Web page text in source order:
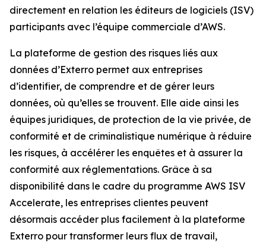
directement en relation les éditeurs de logiciels (ISV)
participants avec l’équipe commerciale d’AWS.
La plateforme de gestion des risques liés aux
données d’Exterro permet aux entreprises
d’identifier, de comprendre et de gérer leurs
données, où qu’elles se trouvent. Elle aide ainsi les
équipes juridiques, de protection de la vie privée, de
conformité et de criminalistique numérique à réduire
les risques, à accélérer les enquêtes et à assurer la
conformité aux réglementations. Grâce à sa
disponibilité dans le cadre du programme AWS ISV
Accelerate, les entreprises clientes peuvent
désormais accéder plus facilement à la plateforme
Exterro pour transformer leurs flux de travail,